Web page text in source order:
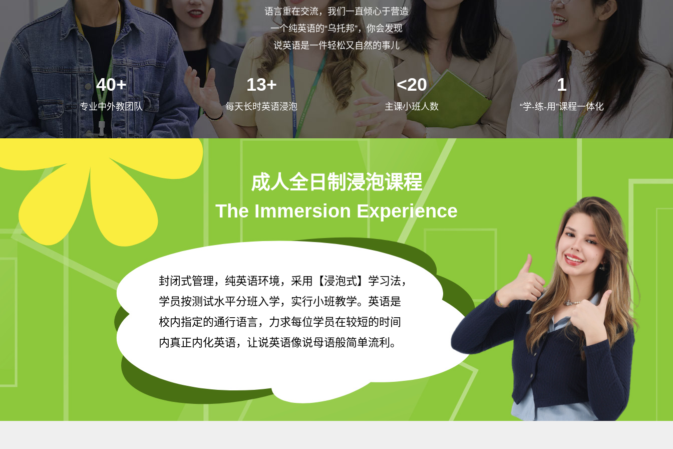
语言重在交流，我们一直倾心于营造
一个纯英语的“乌托邦”，你会发现
说英语是一件轻松又自然的事儿
40+
专业中外教团队
13+
每天长时英语浸泡
<20
主课小班人数
1
“学-练-用”课程一体化
成人全日制浸泡课程
The Immersion Experience
封闭式管理，纯英语环境，采用【浸泡式】学习法，
学员按测试水平分班入学，实行小班教学。英语是
校内指定的通行语言，力求每位学员在较短的时间
内真正内化英语，让说英语像说母语般简单流利。